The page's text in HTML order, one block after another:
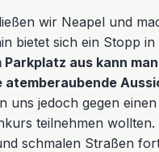
wir Neapel und
bietet sich ein Stopp
Parkplatz aus kann
atemberaubende
uns jedoch gegen
teilnehmen
schmalen Straßen